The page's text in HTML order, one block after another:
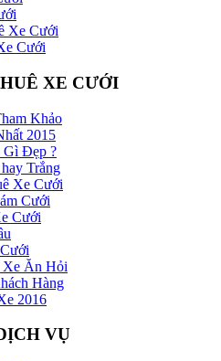
Xe Cưới
Cưới
XE CƯỚI
Khảo
2015
Gì Đẹp ?
Trắng
Xe Cưới
Cưới
Cưới
Ăn Hỏi
Hàng
2016
VỤ